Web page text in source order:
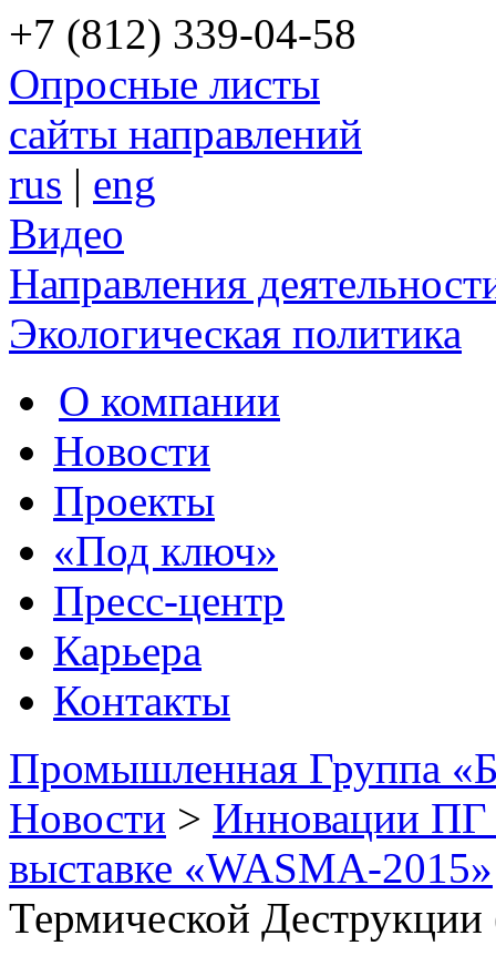
+7 (812) 339-04-58
Опросные листы
сайты направлений
rus | eng
Видео
Направления
Экологическая политика
О компании
Новости
Проекты
«Под ключ»
Пресс-центр
Карьера
Контакты
Промышленная Группа
Новости > Инновации ПГ
выставке «WASMA-2015»
Термической